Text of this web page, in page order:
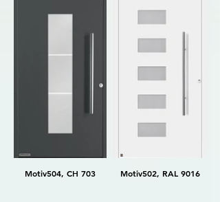
Motiv504, CH 703 Motiv502, RAL 9016